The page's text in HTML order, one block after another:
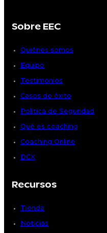
Sobre EEC
Quiénes somos
Equipo
Testimonios
Casos de éxito
Política de Seguridad
Qué es coaching
Coaching Online
DCX
Recursos
Tienda
Noticias